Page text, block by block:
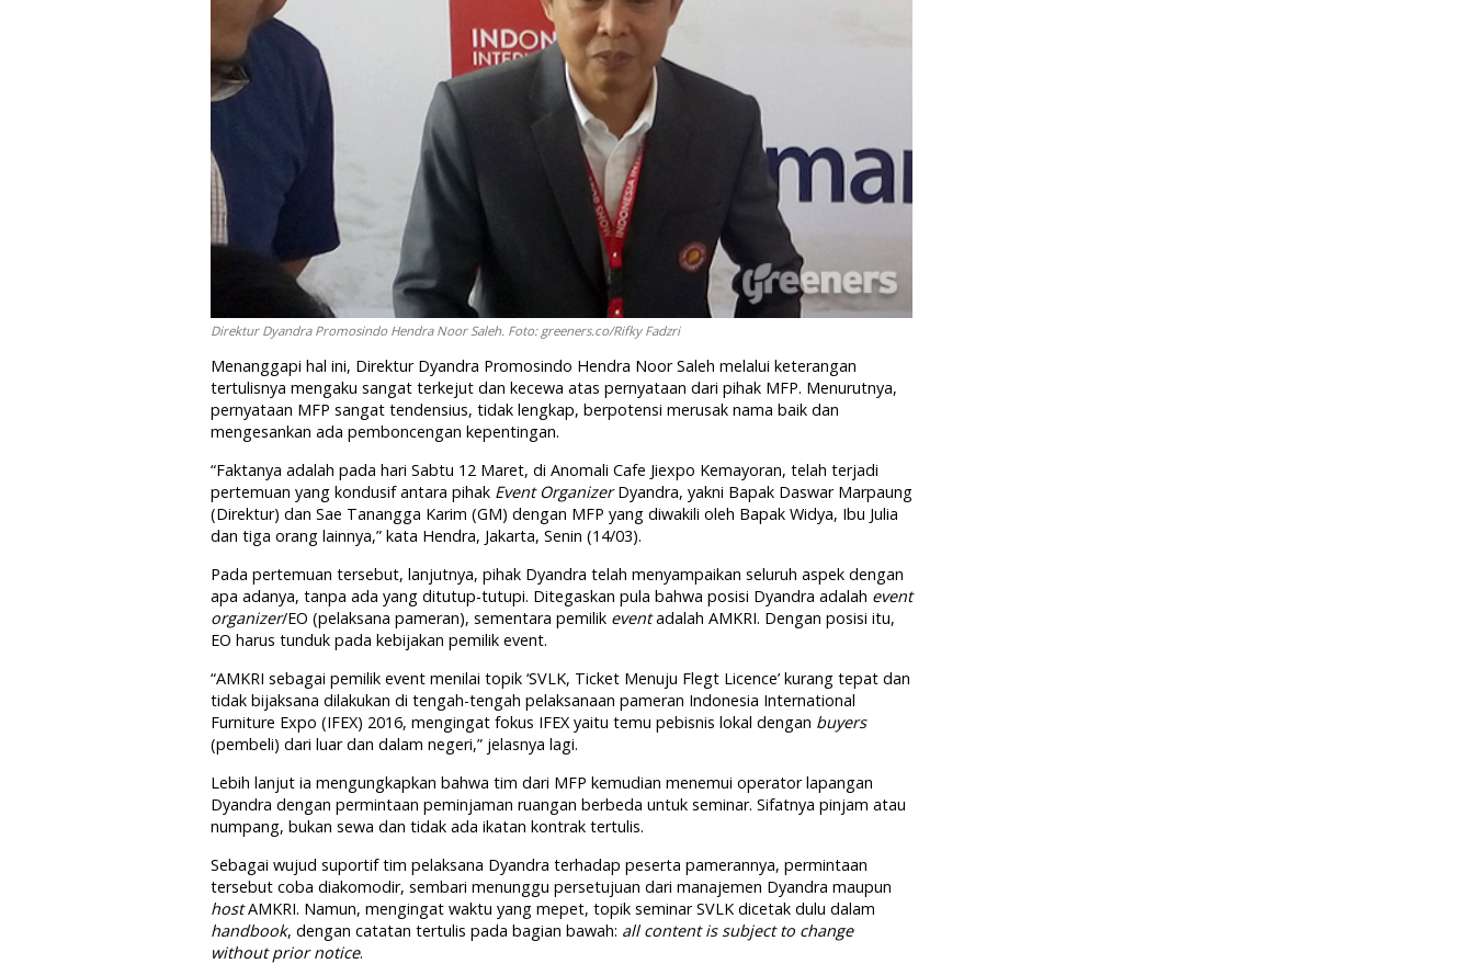
Direktur Dyandra Promosindo Hendra Noor Saleh. Foto: greeners.co/Rifky Fadzri
Menanggapi hal ini, Direktur Dyandra Promosindo Hendra Noor Saleh melalui keterangan
tertulisnya mengaku sangat terkejut dan kecewa atas pernyataan dari pihak MFP. Menurutnya,
pernyataan MFP sangat tendensius, tidak lengkap, berpotensi merusak nama baik dan
mengesankan ada pemboncengan kepentingan.
“Faktanya adalah pada hari Sabtu 12 Maret, di Anomali Cafe Jiexpo Kemayoran, telah terjadi
pertemuan yang kondusif antara pihak Event OrganizerDyandra, yakni Bapak Daswar Marpaung
(Direktur) dan Sae Tanangga Karim (GM) dengan MFP yang diwakili oleh Bapak Widya, Ibu Julia
dan tiga orang lainnya,” kata Hendra, Jakarta, Senin (14/03).
Pada pertemuan tersebut, lanjutnya, pihak Dyandra telah menyampaikan seluruh aspek dengan
apa adanya, tanpa ada yang ditutup-tutupi. Ditegaskan pula bahwa posisi Dyandra adalah event
organizer/EO (pelaksana pameran), sementara pemilik eventadalah AMKRI. Dengan posisi itu,
EO harus tunduk pada kebijakan pemilik event.
“AMKRI sebagai pemilik event menilai topik ‘SVLK, Ticket Menuju Flegt Licence’ kurang tepat dan
tidak bijaksana dilakukan di tengah-tengah pelaksanaan pameran Indonesia International
Furniture Expo (IFEX) 2016, mengingat fokus IFEX yaitu temu pebisnis lokal dengan buyers
(pembeli) dari luar dan dalam negeri,” jelasnya lagi.
Lebih lanjut ia mengungkapkan bahwa tim dari MFP kemudian menemui operator lapangan
Dyandra dengan permintaan peminjaman ruangan berbeda untuk seminar. Sifatnya pinjam atau
numpang, bukan sewa dan tidak ada ikatan kontrak tertulis.
Sebagai wujud suportif tim pelaksana Dyandra terhadap peserta pamerannya, permintaan
tersebut coba diakomodir, sembari menunggu persetujuan dari manajemen Dyandra maupun
hostAMKRI. Namun, mengingat waktu yang mepet, topik seminar SVLK dicetak dulu dalam
handbook, dengan catatan tertulis pada bagian bawah: all content is subject to change
without prior notice.